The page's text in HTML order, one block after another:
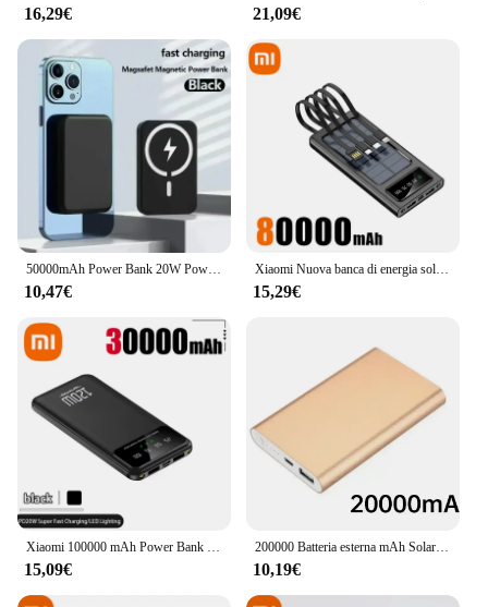
16,29€ 21,09€
10,47€
Xiaomi Nuova banca di energia solare 200000 mA Batteria di ricarica rapida per alimentazione mobile di grande capacità con doppi cavi USB 4 per iPhone Samsung
15,29€
15,09€
200000 Batteria esterna mAh Solar Power Bank Torcia LEDSOS Ricarica VELOCE Powerbank portatile impermeabile per smartphone
10,19€